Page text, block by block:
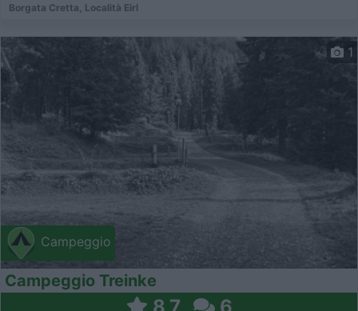
Borgata Cretta, Località Eirl
Campeggio
1
Campeggio Treinke
8,7 6